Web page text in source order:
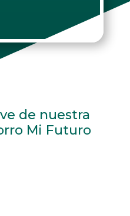
de nuestra
Mi Futuro